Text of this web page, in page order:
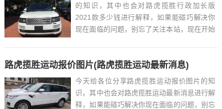
的知识，其中也会对路虎揽胜行政加长版
2021款多少钱进行解释，如果能碰巧解决你
现在面临的问题，别忘了关注本站，现在开始
路虎揽胜运动报价图片(路虎揽胜运动最新消息)
今天给各位分享路虎揽胜运动报价图片的知
识，其中也会对路虎揽胜运动最新消息进行解
释，如果能碰巧解决你现在面临的问题，别忘